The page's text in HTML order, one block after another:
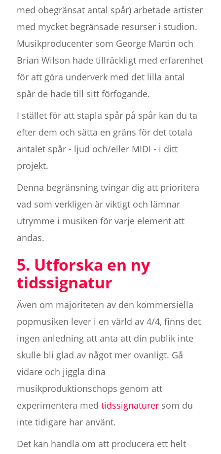
med obegränsat antal spår) arbetade artister
med mycket begränsade resurser i studion.
Musikproducenter som George Martin och
Brian Wilson hade tillräckligt med erfarenhet
för att göra underverk med det lilla antal
spår de hade till sitt förfogande.
I stället för att stapla spår på spår kan du ta
efter dem och sätta en gräns för det totala
antalet spår - ljud och/eller MIDI - i ditt
projekt.
Denna begränsning tvingar dig att prioritera
vad som verkligen är viktigt och lämnar
utrymme i musiken för varje element att
andas.
5. Utforska en ny
tidssignatur
Även om majoriteten av den kommersiella
popmusiken lever i en värld av 4/4, finns det
ingen anledning att anta att din publik inte
skulle bli glad av något mer ovanligt. Gå
vidare och jiggla dina
musikproduktionschops genom att
experimentera med tidssignaturersom du
inte tidigare har använt.
Det kan handla om att producera ett helt